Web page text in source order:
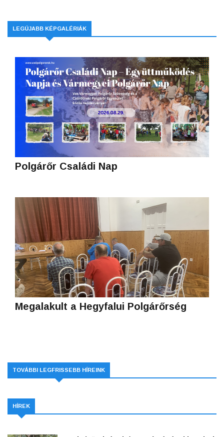
LEGÚJABB KÉPGALÉRIÁK
Polgárőr Családi Nap
Megalakult a Hegyfalui Polgárőrség
TOVÁBBI LEGFRISSEBB HÍREINK
HÍREK